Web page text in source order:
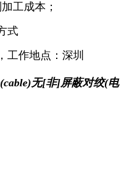
工成本；
式
工作地点：深圳
无[非]屏蔽对绞(电